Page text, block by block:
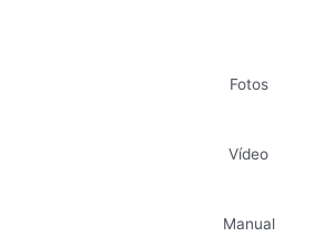
Fotos
Vídeo
Manual